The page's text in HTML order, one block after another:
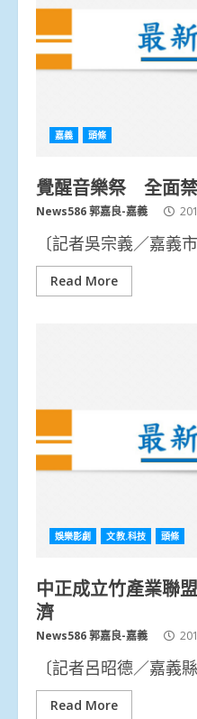
嘉義 頭條
覺醒音樂祭 全面
News586 郭嘉良-嘉義
〔記者吳宗義／嘉義
Read More
娛樂影劇 文教.科技 頭條
中正成立竹產業聯
濟
News586 郭嘉良-嘉義
〔記者呂昭德／嘉義
Read More